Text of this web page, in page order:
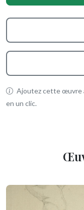
Ajoutez cette œuvre
en un clic.